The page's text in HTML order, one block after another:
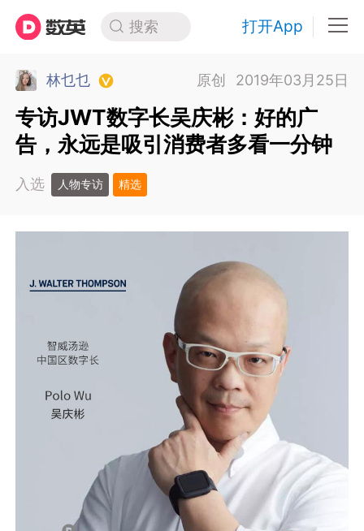
搜索 打开App
林乜乜 原创 2019年03月25日
专访JWT数字长吴庆彬：好的广
告，永远是吸引消费者多看一分钟
入选 人物专访 精选